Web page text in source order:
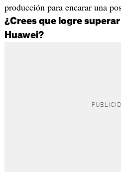
producción para encarar una
¿Crees que logre
Huawei?